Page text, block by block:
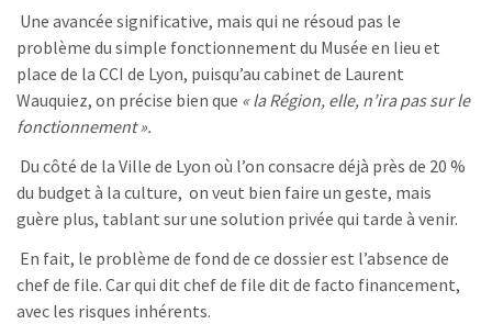
Une avancée significative, mais qui ne résoud pas le
problème du simple fonctionnement du Musée en lieu et
place de la CCI de Lyon, puisqu’au cabinet de Laurent
Wauquiez, on précise bien que « la Région, elle, n’ira pas sur le
fonctionnement ».
Du côté de la Ville de Lyon où l’on consacre déjà près de 20 %
du budget à la culture, on veut bien faire un geste, mais
guère plus, tablant sur une solution privée qui tarde à venir.
En fait, le problème de fond de ce dossier est l’absence de
chef de file. Car qui dit chef de file dit de facto financement,
avec les risques inhérents.